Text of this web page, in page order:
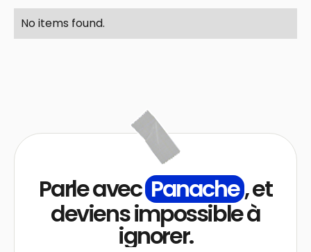
No items found.
Parle avec Panache, et
deviens impossible à
ignorer.